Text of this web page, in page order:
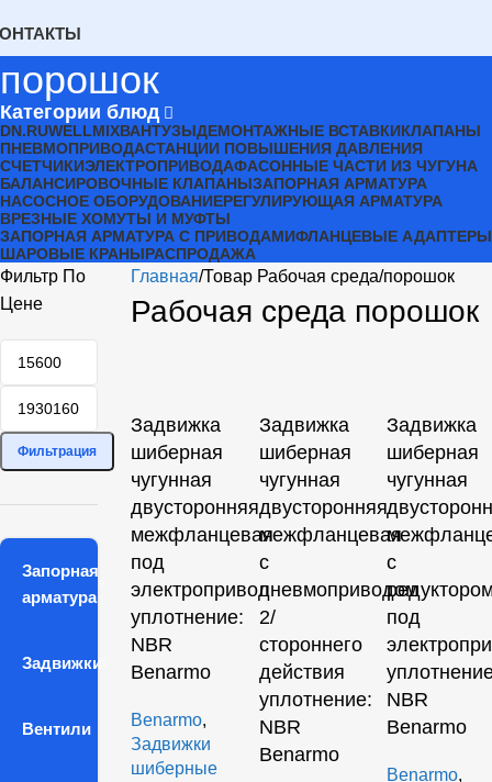
порошок
Категории блюд
DN.RUWELLMIXВАНТУЗЫДЕМОНТАЖНЫЕ ВСТАВКИКЛАПАНЫ
ПНЕВМОПРИВОДАСТАНЦИИ ПОВЫШЕНИЯ ДАВЛЕНИЯ
СЧЕТЧИКИЭЛЕКТРОПРИВОДАФАСОННЫЕ ЧАСТИ ИЗ ЧУГУНА
БАЛАНСИРОВОЧНЫЕ КЛАПАНЫЗАПОРНАЯ АРМАТУРА
НАСОСНОЕ ОБОРУДОВАНИЕРЕГУЛИРУЮЩАЯ АРМАТУРА
ВРЕЗНЫЕ ХОМУТЫ И МУФТЫ
ЗАПОРНАЯ АРМАТУРА С ПРИВОДАМИФЛАНЦЕВЫЕ АДАПТЕРЫ
ШАРОВЫЕ КРАНЫРАСПРОДАЖА
Фильтр По
Цене
Фильтрация
Запорная
арматура
Задвижки
Вентили
Главная Товар Рабочая среда порошок
Рабочая среда порошок
Задвижка
шиберная
чугунная
двусторонняя
межфланцевая
под
электропривод
уплотнение:
NBR
Benarmo
Benarmo,
Задвижки
шиберные
Задвижка
шиберная
чугунная
двусторонняя
межфланцевая
с
пневмоприводом
2/
стороннего
действия
уплотнение:
NBR
Benarmo
Задвижка
шиберная
чугунная
с
под
NBR
Benarmo
Benarmo,